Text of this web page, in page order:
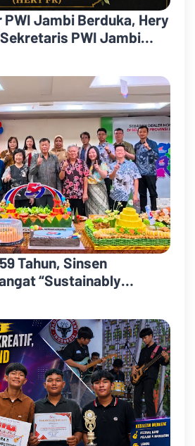
PWI Jambi Berduka, Hery
PWI Jambi
Tahun, Sinsen
“Sustainably